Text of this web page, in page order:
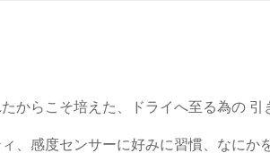
からこそ培えた、ドライへ至る為の 引
、感度センサーに好みに習慣、なに